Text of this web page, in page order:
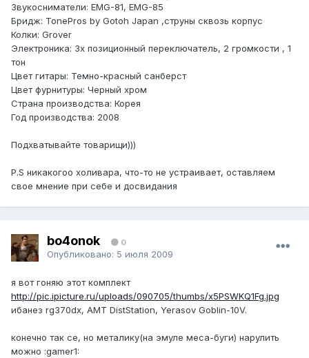
Звукосниматели: EMG-81, EMG-85
Бридж: TonePros by Gotoh Japan ,струны сквозь корпус
Колки: Grover
Электроника: 3х позиционный переключатель, 2 громкости , 1
тон
Цвет гитары: Темно-красный санберст
Цвет фурнитуры: Черный хром
Страна производства: Корея
Год производства: 2008
Подхватывайте товарищи)))
P.S никакогоо холивара, что-то не устраивает, оставляем
свое мнение при себе и досвидания
bo4onok 0
Опубликовано: 5 июля 2009
я вот гоняю этот комплект
http://pic.ipicture.ru/uploads/090705/thumbs/x5PSWKQ1Fg.jpg
ибанез rg370dx, AMT DistStation, Yerasov Goblin-10V.
конечно так се, но металику(на эмуле меса-буги) нарулить
можно :gamer1: